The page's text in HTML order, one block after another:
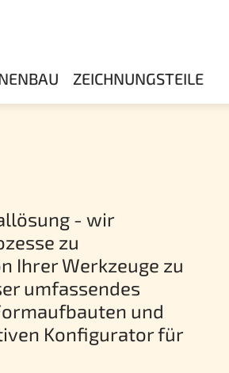
ZEICHNUNGSTEILE
- wir
zu
Ihrer Werkzeuge zu
umfassendes
und
Konfigurator für